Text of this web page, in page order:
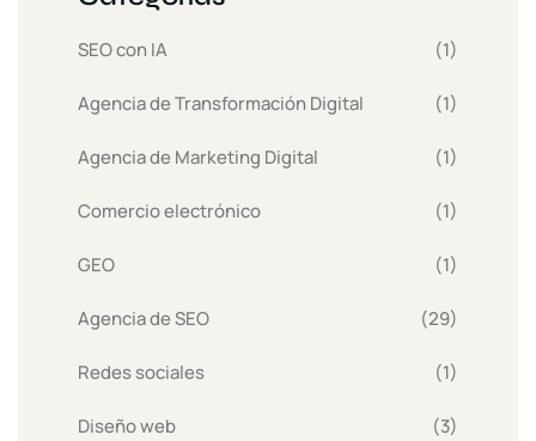
SEO con IA (1)
Agencia de Transformación Digital (1)
Agencia de Marketing Digital (1)
Comercio electrónico (1)
GEO (1)
Agencia de SEO (29)
Redes sociales (1)
Diseño web (3)